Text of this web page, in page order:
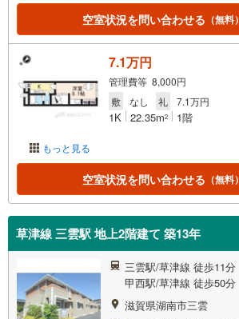
空室状況を問い合わせる （無料）
もっと見る
7.1万円
管理費等 8,000円
敷
なし 礼 7.1万円
1K 22.35m2 1階
空室状況を問い合わせる （無料）
草津線 三雲駅 地上2階建て 築13年
三雲駅/草津線 徒歩11分
甲西駅/草津線 徒歩50分
滋賀県湖南市三雲